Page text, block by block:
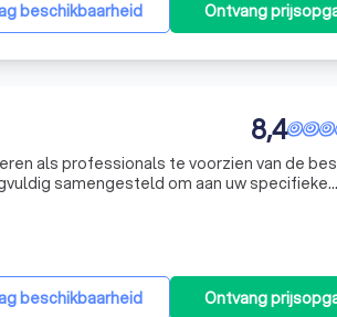
beschikbaarheid Ontvang
8,4
als professionals te voorzien van de
samengesteld om aan uw specifieke
beschikbaarheid Ontvang